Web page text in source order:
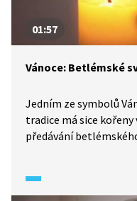
01:57
Vánoce: Betlémské
Jedním ze symbolů
tradice má sice
předávání